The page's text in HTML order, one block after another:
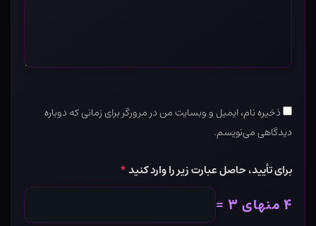
ذخیره نام، ایمیل و وبسایت من در مرورگر برای زمانی که دوباره
دیدگاهی می‌نویسم.
برای تأیید، حاصل عبارت زیر را وارد کنید*
۴ منهای ۳ =